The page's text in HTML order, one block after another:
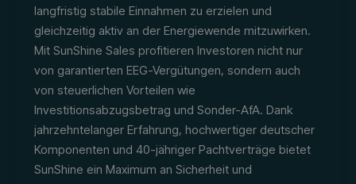
langfristig stabile Einnahmen zu erzielen und
gleichzeitig aktiv an der Energiewende mitzuwirken.
Mit SunShine Sales profitieren Investoren nicht nur
von garantierten EEG-Vergütungen, sondern auch
von steuerlichen Vorteilen wie
Investitionsabzugsbetrag und Sonder-AfA. Dank
jahrzehntelanger Erfahrung, hochwertiger deutscher
Komponenten und 40-jähriger Pachtverträge bietet
SunShine ein Maximum an Sicherheit und